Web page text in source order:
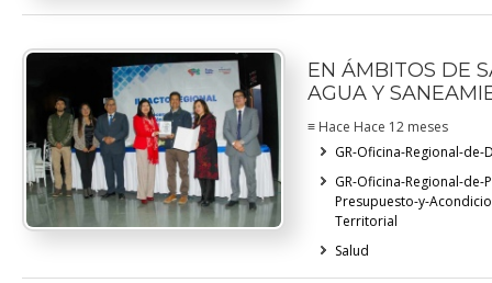
EN ÁMBITOS DE
AGUA Y
≡ Hace Hace 12 meses
GR-Oficina-Regional-
GR-Oficina-Regional-de-
Presupuesto-y-
Territorial
Salud